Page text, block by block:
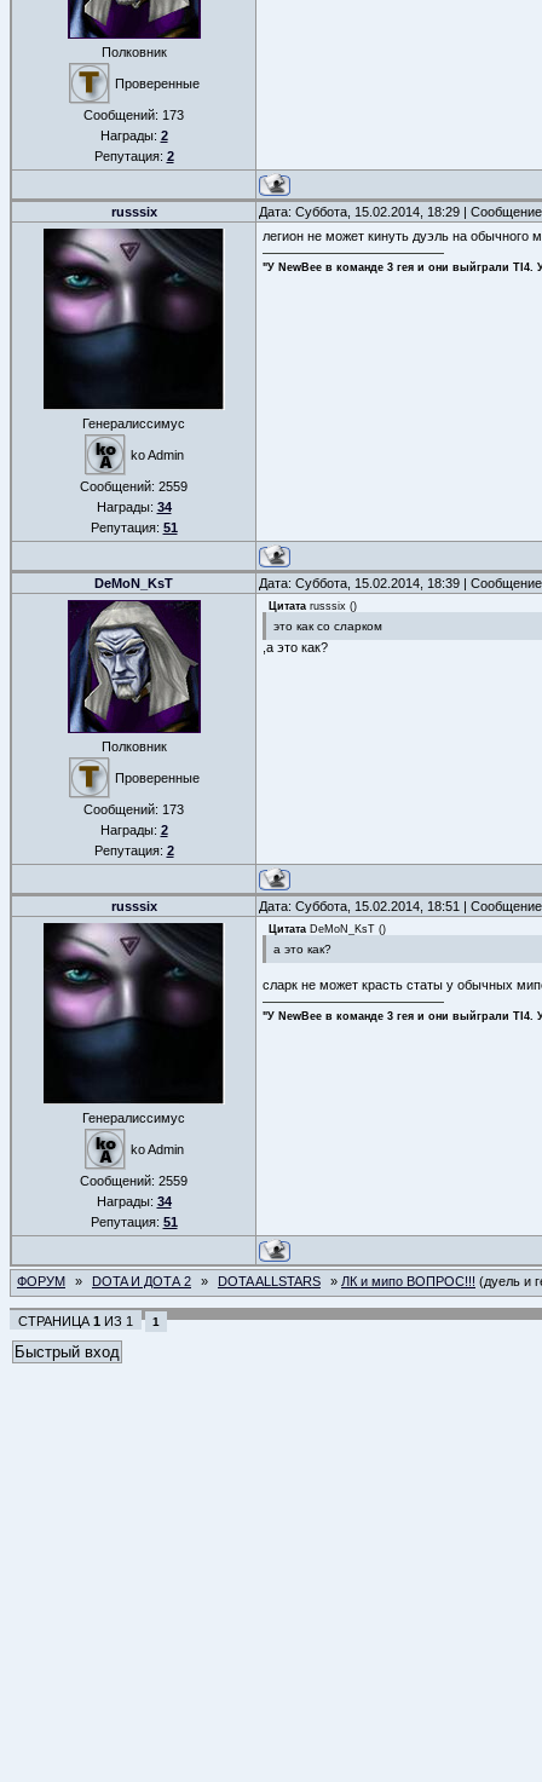
Полковник
Проверенные
Сообщений: 173
Награды: 2
Репутация: 2
russsix Дата: Суббота, 15.02.2014, 18:29 |
Генералиссимус
ko Admin
Сообщений: 2559
Награды: 34
Репутация: 51
легион не может кинуть дуэль на обычного
"У NewBee в команде 3 гея и они выйграли
DeMoN_KsT Дата: Суббота, 15.02.2014, 18:39 |
Полковник
Проверенные
Сообщений: 173
Награды: 2
Репутация: 2
Цитата russsix ()
это как со сларком
,а это как?
russsix Дата: Суббота, 15.02.2014, 18:51 |
Генералиссимус
ko Admin
Сообщений: 2559
Награды: 34
Репутация: 51
Цитата DeMoN_KsT ()
а это как?
сларк не может красть статы у обычных
"У NewBee в команде 3 гея и они выйграли
ФОРУМ » DOTA И ДОТА 2 » DOTA ALLSTARS » ЛК и мипо ВОПРОС!!! (дуель и
СТРАНИЦА 1 ИЗ 1 1